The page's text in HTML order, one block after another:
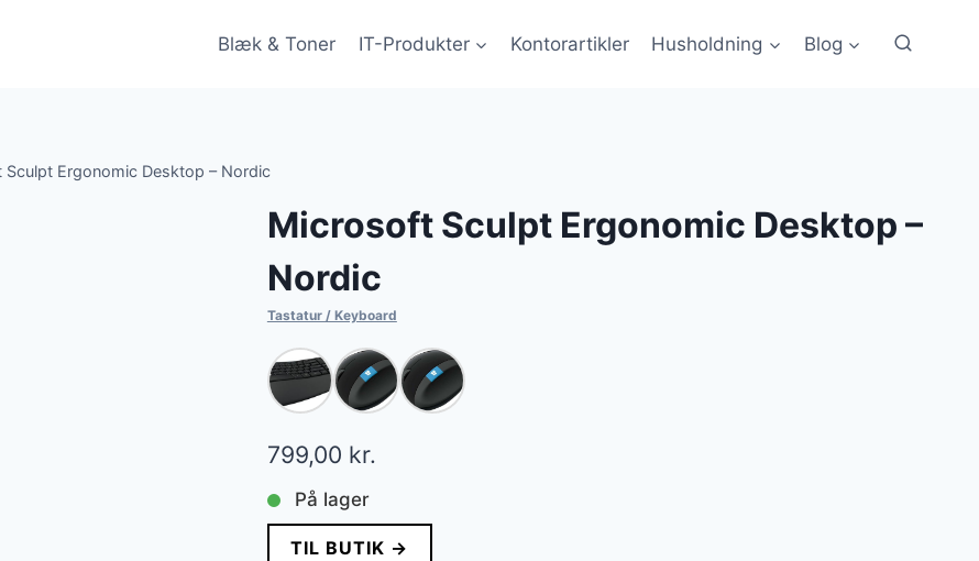
Blæk & Toner IT-Produkter Kontorartikler Husholdning Blog
Sculpt Ergonomic Desktop – Nordic
Microsoft Sculpt Ergonomic Desktop –
Nordic
Tastatur / Keyboard
799,00 kr.
På lager
TIL BUTIK →